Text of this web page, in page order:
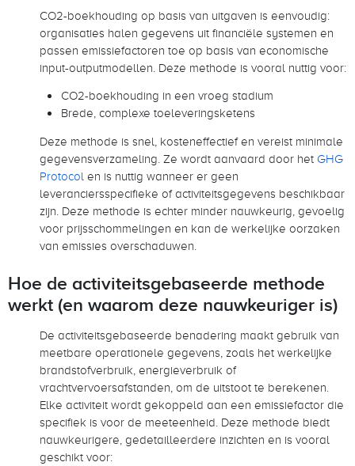
CO2-boekhouding op basis van uitgaven is eenvoudig:
organisaties halen gegevens uit financiële systemen en
passen emissiefactoren toe op basis van economische
input-outputmodellen. Deze methode is vooral nuttig voor:
CO2-boekhouding in een vroeg stadium
Brede, complexe toeleveringsketens
Deze methode is snel, kosteneffectief en vereist minimale
gegevensverzameling. Ze wordt aanvaard door het GHG
Protocolen is nuttig wanneer er geen
leveranciersspecifieke of activiteitsgegevens beschikbaar
zijn. Deze methode is echter minder nauwkeurig, gevoelig
voor prijsschommelingen en kan de werkelijke oorzaken
van emissies overschaduwen.
Hoe de activiteitsgebaseerde methode
werkt (en waarom deze nauwkeuriger is)
De activiteitsgebaseerde benadering maakt gebruik van
meetbare operationele gegevens, zoals het werkelijke
brandstofverbruik, energieverbruik of
vrachtvervoersafstanden, om de uitstoot te berekenen.
Elke activiteit wordt gekoppeld aan een emissiefactor die
specifiek is voor de meeteenheid. Deze methode biedt
nauwkeurigere, gedetailleerdere inzichten en is vooral
geschikt voor: